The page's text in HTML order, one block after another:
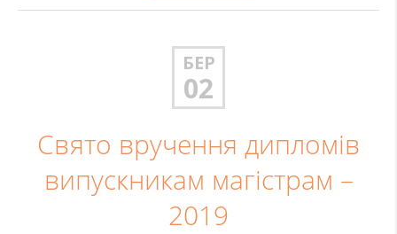
БЕР
02
Свято вручення дипломів
випускникам магістрам –
2019